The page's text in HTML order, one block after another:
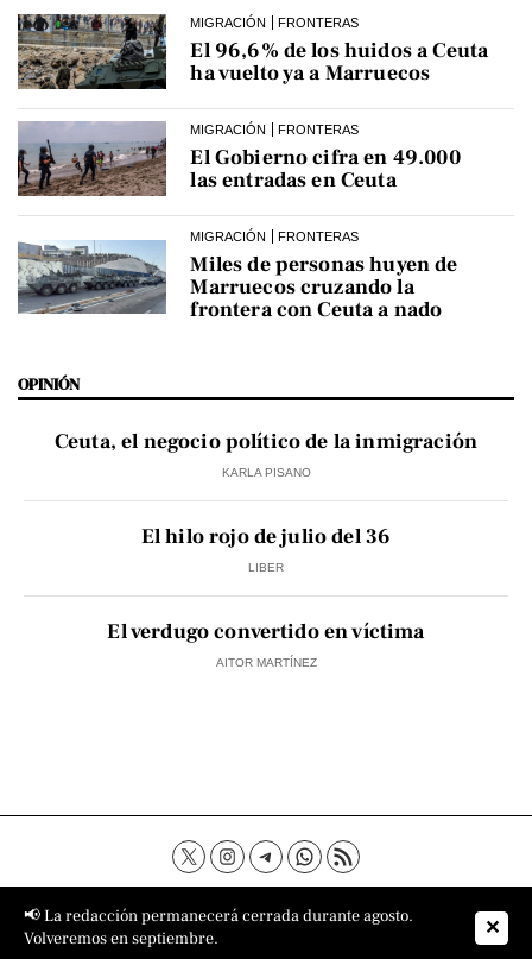
MIGRACIÓN FRONTERAS
El 96,6% de los huidos a Ceuta
ha vuelto ya a Marruecos
MIGRACIÓN FRONTERAS
El Gobierno cifra en 49.000
las entradas en Ceuta
MIGRACIÓN FRONTERAS
Miles de personas huyen de
Marruecos cruzando la
frontera con Ceuta a nado
OPINIÓN
Ceuta, el negocio político de la inmigración
KARLA PISANO
El hilo rojo de julio del 36
LIBER
El verdugo convertido en víctima
AITOR MARTÍNEZ
Contacto Aviso Legal
Política de privacidad
Política de cookies
Sobre nosotros
📢 La redacción permanecerá cerrada durante agosto.
Volveremos en septiembre.
✕